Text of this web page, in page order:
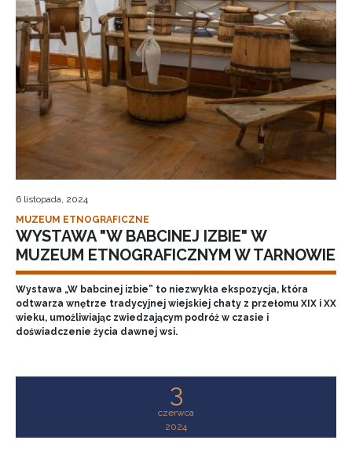
6 listopada, 2024
MUZEUM ETNOGRAFICZNE
WYSTAWA "W BABCINEJ IZBIE" W
MUZEUM ETNOGRAFICZNYM W TARNOWIE
Wystawa „W babcinej izbie” to niezwykła ekspozycja, która
odtwarza wnętrze tradycyjnej wiejskiej chaty z przełomu XIX i XX
wieku, umożliwiając zwiedzającym podróż w czasie i
doświadczenie życia dawnej wsi.
3
czerwca
2024